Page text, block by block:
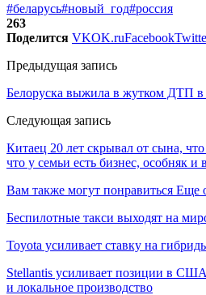
#беларусь#новый_год#россия
263
Поделится VKOK.ruFacebook
Предыдущая запись
Белоруска выжила в жутком ДТП в
Следующая запись
Китаец 20 лет скрывал от сына,
что у семьи есть бизнес, особняк и
Вам также могут понравиться Еще
Беспилотные такси выходят на
Toyota усиливает ставку на
Stellantis усиливает позиции в
и локальное производство